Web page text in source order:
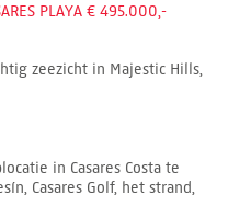
PLAYA € 495.000,-
zeezicht in Majestic Hills,
in Casares Costa te
Casares Golf, het strand,